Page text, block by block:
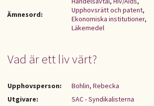
Ämnesord:
Upphovsrätt och patent,
Ekonomiska institutioner,
Läkemedel
Vad är ett liv värt?
Upphovsperson:
Bohlin, Rebecka
Utgivare:
SAC - Syndikalisterna